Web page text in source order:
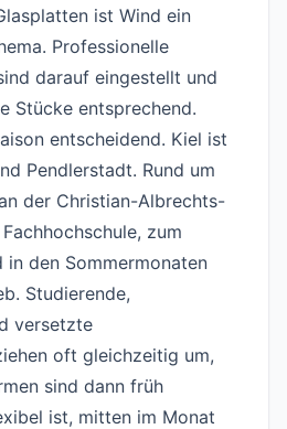
ist Wind ein
Professionelle
darauf eingestellt und
Stücke entsprechend.
entscheidend. Kiel ist
Pendlerstadt. Rund um
der Christian-Albrechts-
zum
in den Sommermonaten
Studierende,
versetzte
oft gleichzeitig um,
sind dann früh
ist, mitten im Monat